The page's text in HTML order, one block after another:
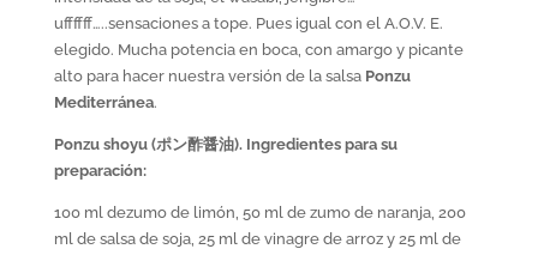
uffffff…..sensaciones a tope. Pues igual con el A.O.V. E.
elegido. Mucha potencia en boca, con amargo y picante
alto para hacer nuestra versión de la salsa Ponzu
Mediterránea.
Ponzu shoyu (ポン酢醤油). Ingredientes para su
preparación:
100 ml dezumo de limón, 50 ml de zumo de naranja, 200
ml de salsa de soja, 25 ml de vinagre de arroz y 25 ml de